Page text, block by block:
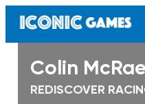
Colin
REDISCOVER